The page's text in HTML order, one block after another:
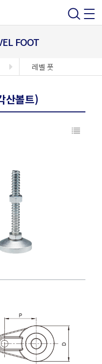
FOOT
레벨 풋
산볼트)